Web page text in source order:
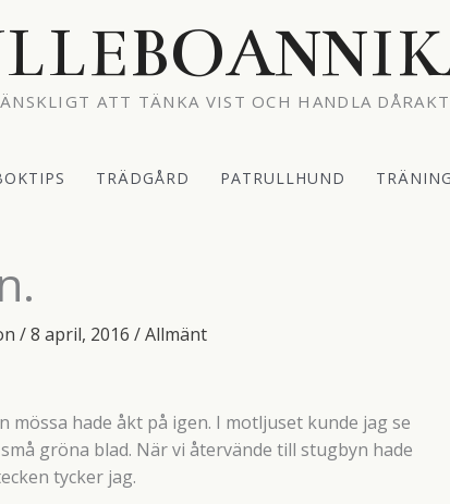
ATT TÄNKA VIST OCH HANDLA
TRÄDGÅRD PATRULLHUND TRÄNING
/8 april, 2016 /Allmänt
hade åkt på igen. I motljuset kunde jag se
gröna blad. När vi återvände till stugbyn hade
tycker jag.